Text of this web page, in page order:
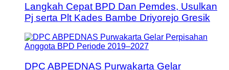
Langkah Cepat BPD Dan Pemdes, Usulkan
Pj serta Plt Kades Bambe Driyorejo Gresik
DPC ABPEDNAS Purwakarta Gelar